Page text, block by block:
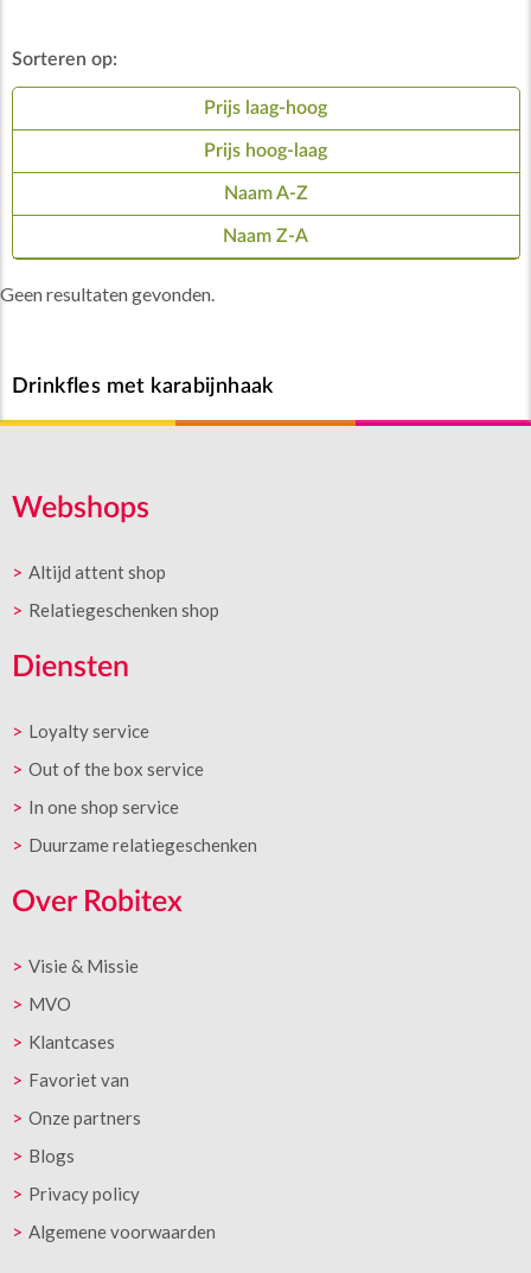
Sorteren op:
Prijs laag-hoog
Prijs hoog-laag
Naam A-Z
Naam Z-A
Geen resultaten gevonden.
Drinkfles met karabijnhaak
Webshops
Altijd attent shop
Relatiegeschenken shop
Diensten
Loyalty service
Out of the box service
In one shop service
Duurzame relatiegeschenken
Over Robitex
Visie & Missie
MVO
Klantcases
Favoriet van
Onze partners
Blogs
Privacy policy
Algemene voorwaarden